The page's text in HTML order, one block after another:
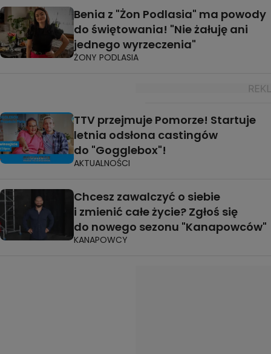
Benia z "Żon Podlasia" ma powody
do świętowania! "Nie żałuję ani
jednego wyrzeczenia"
ŻONY PODLASIA
TTV przejmuje Pomorze! Startuje
letnia odsłona castingów
do "Gogglebox"!
AKTUALNOŚCI
Chcesz zawalczyć o siebie
i zmienić całe życie? Zgłoś się
do nowego sezonu "Kanapowców"
KANAPOWCY